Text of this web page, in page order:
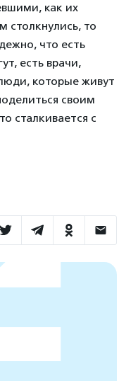
как их
столкнулись, то
что есть
есть врачи,
которые живут
своим
сталкивается с